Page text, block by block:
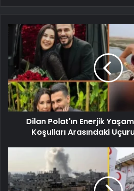
Dilan Polat'ın Enerjik
Koşulları Arasındaki